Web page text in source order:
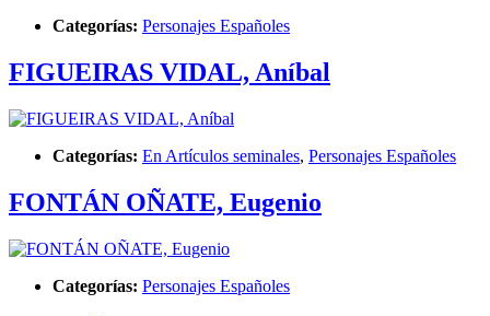
Categorías: Personajes Españoles
FIGUEIRAS VIDAL, Aníbal
Categorías: En Artículos seminales, Personajes Españoles
FONTÁN OÑATE, Eugenio
Categorías: Personajes Españoles